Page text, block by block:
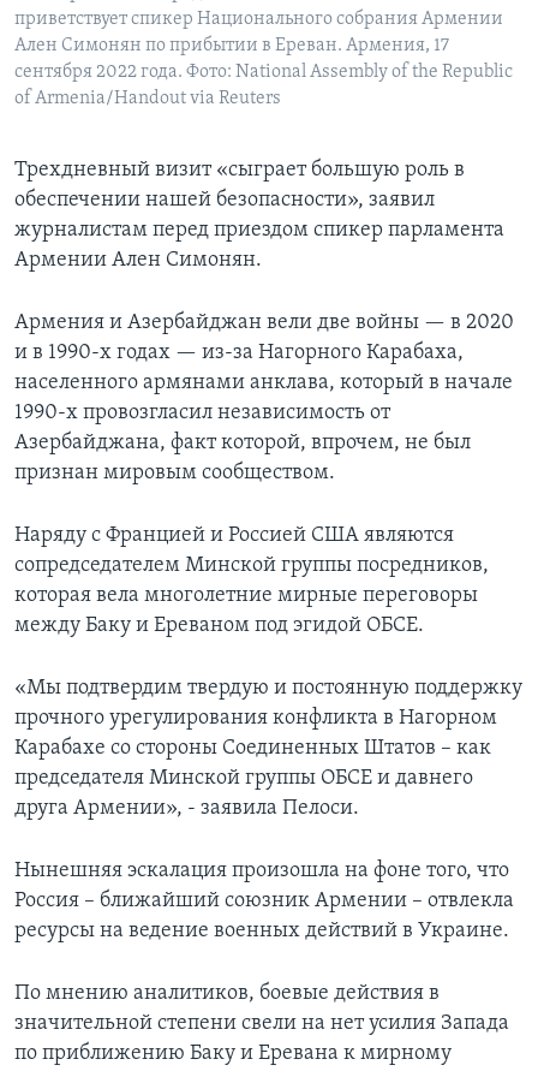
приветствует спикер Национального собрания Армении
Ален Симонян по прибытии в Ереван. Армения, 17
сентября 2022 года. Фото: National Assembly of the Republic
of Armenia/Handout via Reuters
Трехдневный визит «сыграет большую роль в
обеспечении нашей безопасности», заявил
журналистам перед приездом спикер парламента
Армении Ален Симонян.
Армения и Азербайджан вели две войны — в 2020
и в 1990-х годах — из-за Нагорного Карабаха,
населенного армянами анклава, который в начале
1990-х провозгласил независимость от
Азербайджана, факт которой, впрочем, не был
признан мировым сообществом.
Наряду с Францией и Россией США являются
сопредседателем Минской группы посредников,
которая вела многолетние мирные переговоры
между Баку и Ереваном под эгидой ОБСЕ.
«Мы подтвердим твердую и постоянную поддержку
прочного урегулирования конфликта в Нагорном
Карабахе со стороны Соединенных Штатов – как
председателя Минской группы ОБСЕ и давнего
друга Армении», - заявила Пелоси.
Нынешняя эскалация произошла на фоне того, что
Россия – ближайший союзник Армении – отвлекла
ресурсы на ведение военных действий в Украине.
По мнению аналитиков, боевые действия в
значительной степени свели на нет усилия Запада
по приближению Баку и Еревана к мирному